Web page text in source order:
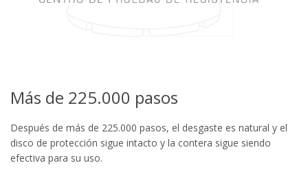
Más de 225.000 pasos
Después de más de 225.000 pasos, el desgaste es natural y el
disco de protección sigue intacto y la contera sigue siendo
efectiva para su uso.